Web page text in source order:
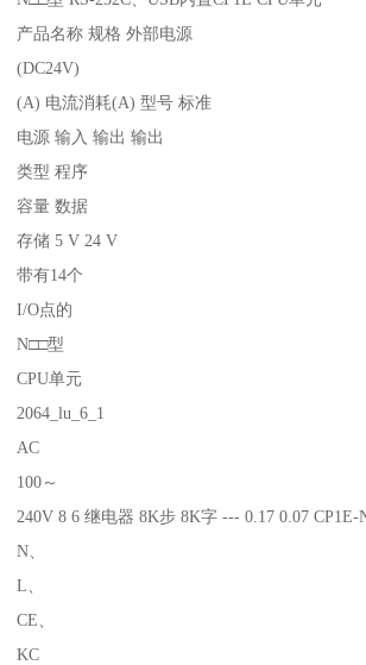
产品名称 规格 外部电源
(DC24V)
(A) 电流消耗(A) 型号 标准
电源 输入 输出 输出
类型 程序
容量 数据
存储 5 V 24 V
带有14个
I/O点的
N□□型
CPU单元
2064_lu_6_1
AC
100～
240V 8 6 继电器 8K步 8K字 --- 0.17 0.07 CP1E-
N、
L、
CE、
KC